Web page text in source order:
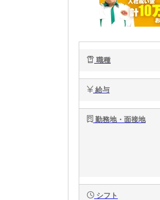
職種
給与
勤務地・面接地
シフト